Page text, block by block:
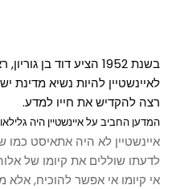
בשנת 1952 הציע דוד בן
לאיינשטיין להיות נשיא מדינת
רצה להקדיש את חייו למדע.
המדען החביב על איינשטיין היה גלילאו
איינשטיין לא היה אתאיסט
לדעתו שוללים את קיומו של
אי קיומו אי אפשר להוכיח,